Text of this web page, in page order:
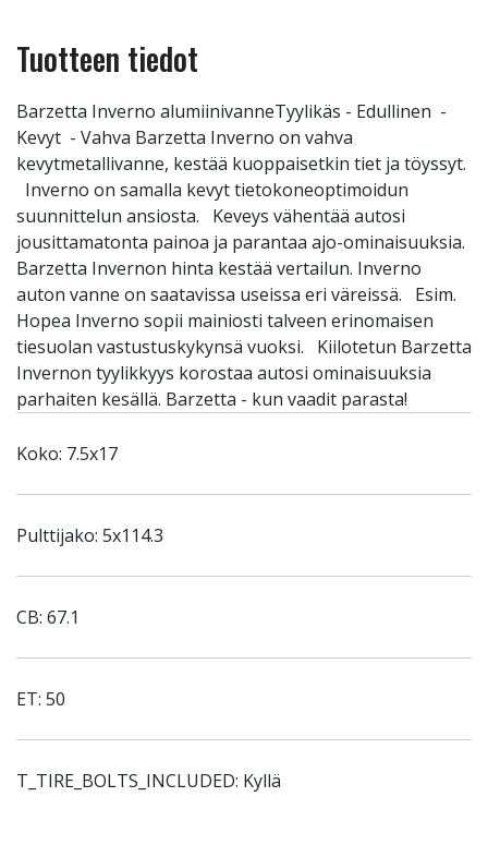
Tuotteen tiedot
Barzetta Inverno alumiinivanneTyylikäs - Edullinen -
Kevyt - Vahva Barzetta Inverno on vahva
kevytmetallivanne, kestää kuoppaisetkin tiet ja töyssyt.
Inverno on samalla kevyt tietokoneoptimoidun
suunnittelun ansiosta. Keveys vähentää autosi
jousittamatonta painoa ja parantaa ajo-ominaisuuksia.
Barzetta Invernon hinta kestää vertailun. Inverno
auton vanne on saatavissa useissa eri väreissä. Esim.
Hopea Inverno sopii mainiosti talveen erinomaisen
tiesuolan vastustuskykynsä vuoksi. Kiilotetun Barzetta
Invernon tyylikkyys korostaa autosi ominaisuuksia
parhaiten kesällä. Barzetta - kun vaadit parasta!
Koko: 7.5x17
Pulttijako: 5x114.3
CB: 67.1
ET: 50
T_TIRE_BOLTS_INCLUDED: Kyllä